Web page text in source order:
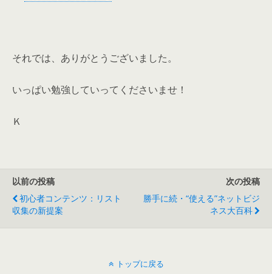
それでは、ありがとうございました。
いっぱい勉強していってくださいませ！
Ｋ
以前の投稿
初心者コンテンツ：リスト
収集の新提案
次の投稿
勝手に続・“使える”ネットビジ
ネス大百科
トップに戻る